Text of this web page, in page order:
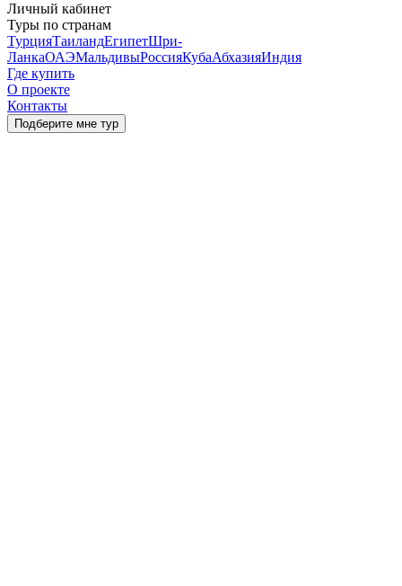
Личный кабинет
Туры по странам
ТурцияТаиландЕгипетШри-
ЛанкаОАЭМальдивыРоссияКубаАбхазияИндия
Где купить
О проекте
Контакты
Подберите мне тур